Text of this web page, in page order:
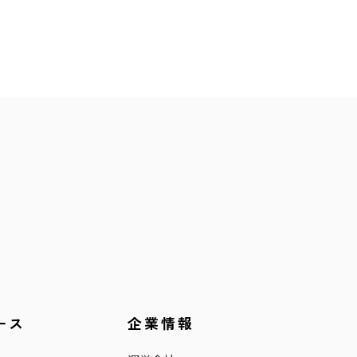
ス 企業情報